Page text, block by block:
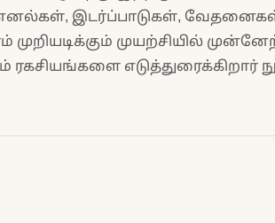
இடர்ப்பாடுகள்,
முயற்சியில்
எடுத்துரைக்கிறார்